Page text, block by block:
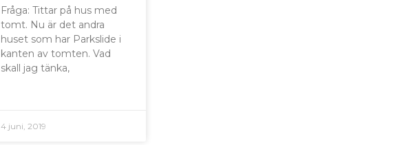
Fråga: Tittar på hus med
tomt. Nu är det andra
huset som har Parkslide i
kanten av tomten. Vad
skall jag tänka,
4 juni, 2019